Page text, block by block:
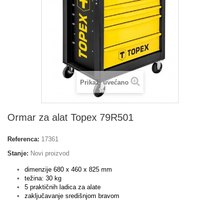
Prikaži uvećano
Ormar za alat Topex 79R501
Referenca: 17361
Stanje: Novi proizvod
dimenzije 680 x 460 x 825 mm
težina: 30 kg
5 praktičnih ladica za alate
zaključavanje središnjom bravom